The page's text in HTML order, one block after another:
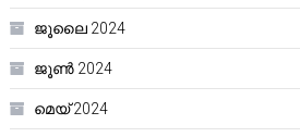
ജൂലൈ 2024
ജൂൺ 2024
മെയ്‌ 2024